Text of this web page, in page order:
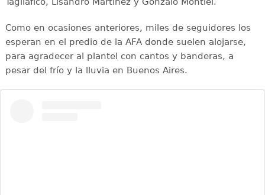
Como en ocasiones anteriores, miles de seguidores los
esperan en el predio de la AFA donde suelen alojarse,
para agradecer al plantel con cantos y banderas, a
pesar del frío y la lluvia en Buenos Aires.